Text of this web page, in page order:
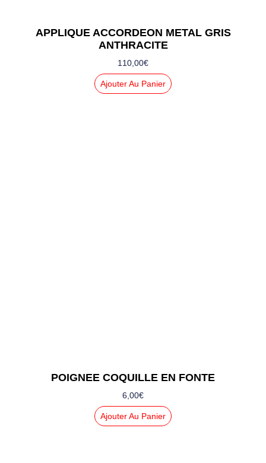
APPLIQUE ACCORDEON METAL GRIS
ANTHRACITE
110,00€
Ajouter Au Panier
POIGNEE COQUILLE EN FONTE
6,00€
Ajouter Au Panier